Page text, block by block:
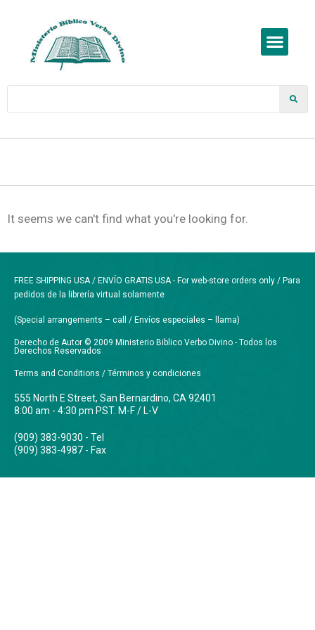
It seems we can't find what you're looking for.
FREE SHIPPING USA / ENVÍO GRATIS USA - For web-store orders only / Para
pedidos de la librería virtual solamente
(Special arrangements – call / Envíos especiales – llama)
Derecho de Autor © 2009 Ministerio Biblico Verbo Divino - Todos los
Derechos Reservados
Terms and Conditions / Términos y condiciones
555 North E Street, San Bernardino, CA 92401
8:00 am - 4:30 pm PST. M-F / L-V
(909) 383-9030 - Tel
(909) 383-4987 - Fax